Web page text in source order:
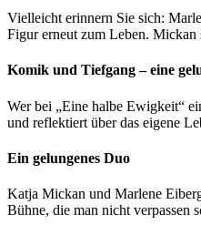
Vielleicht erinnern Sie sich:
Figur erneut zum Leben. Mickan
Komik und Tiefgang – eine
Wer bei „Eine halbe Ewigkeit“
und reflektiert über das eigene
Ein gelungenes Duo
Katja Mickan und Marlene
Bühne, die man nicht verpassen